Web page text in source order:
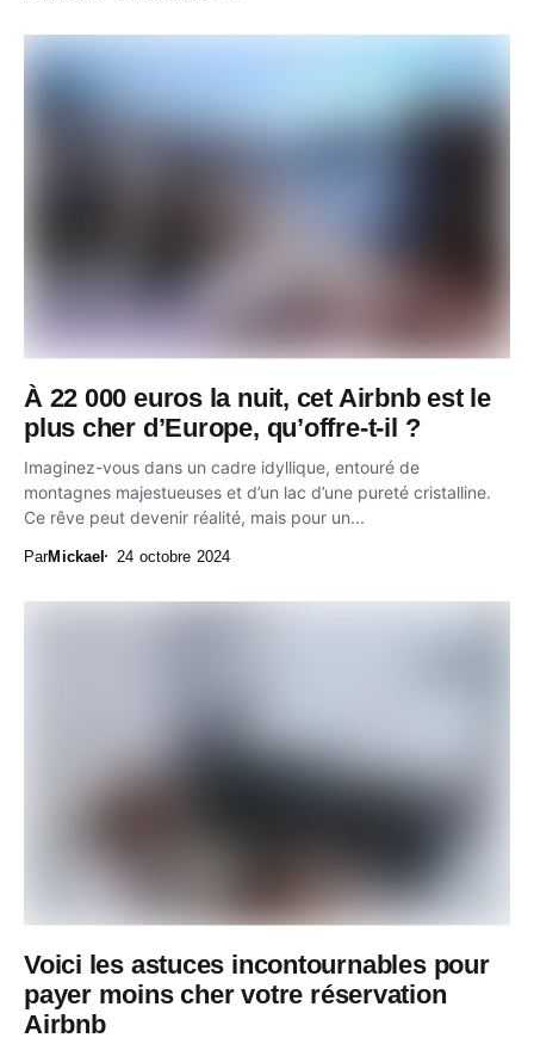
À 22 000 euros la nuit, cet Airbnb est le
plus cher d’Europe, qu’offre-t-il ?
Imaginez-vous dans un cadre idyllique, entouré de
montagnes majestueuses et d’un lac d’une pureté cristalline.
Ce rêve peut devenir réalité, mais pour un...
ParMickael 24 octobre 2024
Voici les astuces incontournables pour
payer moins cher votre réservation
Airbnb